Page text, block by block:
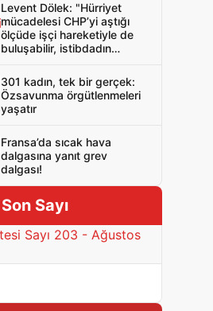
Levent Dölek: "Hürriyet
mücadelesi CHP’yi aştığı
ölçüde işçi hareketiyle de
buluşabilir, istibdadın
301 kadın, tek bir gerçek:
Özsavunma örgütlenmeleri
yaşatır
Fransa’da sıcak hava
dalgasına yanıt grev
dalgası!
Son Sayı